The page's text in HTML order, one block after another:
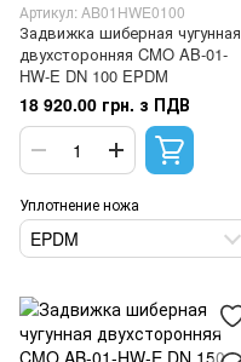
Артикул: AB01HWE0100
Задвижка шиберная чугунная
двухсторонняя CMO AB-01-
HW-E DN 100 EPDM
18 920.00 грн. з ПДВ
Уплотнение ножа
EPDM